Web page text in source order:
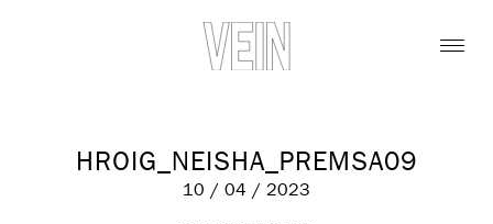
HROIG_NEISHA_PREMSA09
10 / 04 / 2023